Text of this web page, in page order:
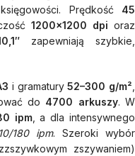
Prędkość 45
1200×1200 dpi oraz
zapewniają szybkie,
i gramatury52–300 g/m²
do 4700 arkuszy. W
ipm, a dla intensywnego
180 ipm. Szeroki wybór
zszywaniem)